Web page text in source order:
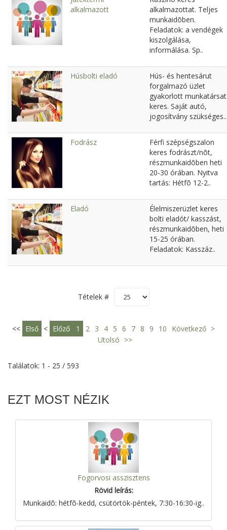
alkalmazott
alkalmazottat. Teljes
munkaidõben.
Feladatok: a vendégek
kiszolgálása,
informálása. Sp..
Húsbolti eladó
Hús- és hentesárut
forgalmazó üzlet
gyakorlott munkatársat
keres. Saját autó,
jogosítvány
Fodrász
Férfi szépségszalon
keres fodrászt/nõt,
részmunkaidõben heti
20-30 órában. Nyitva
tartás: Hétfõ 12-2..
Eladó
Élelmiszerüzlet keres
bolti eladót/ kasszást,
részmunkaidõben, heti
15-25 órában.
Feladatok: Kasszáz..
Tételek #
<< Első < Előző 1 2 3 4 5 6 7 8 9 10 Következő >
Utolsó >>
Találatok: 1 - 25 / 593
EZT MOST NÉZIK
Fogorvosi asszisztens
Rövid leírás:
Munkaidõ: hétfõ-kedd, csütörtök-péntek, 7:30-16:30-ig..